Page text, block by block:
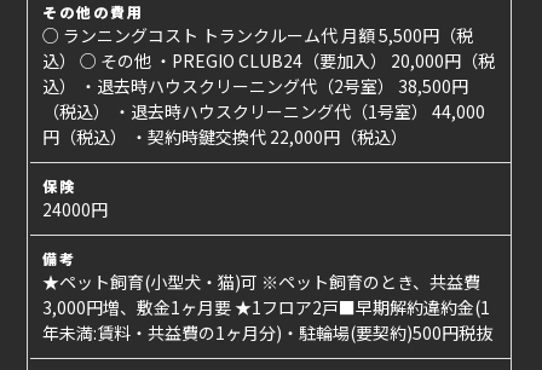
その他の費用
○ ランニングコスト トランクルーム代 月額 5,500円（税
込） ○ その他 ・PREGIO CLUB24（要加入） 20,000円（税
込） ・退去時ハウスクリーニング代（2号室） 38,500円
（税込） ・退去時ハウスクリーニング代（1号室） 44,000
円（税込） ・契約時鍵交換代 22,000円（税込）
保険
24000円
備考
★ペット飼育(小型犬・猫)可 ※ペット飼育のとき、共益費
3,000円増、敷金1ヶ月要 ★1フロア2戸■早期解約違約金(1
年未満:賃料・共益費の1ヶ月分)・駐輪場(要契約)500円税抜